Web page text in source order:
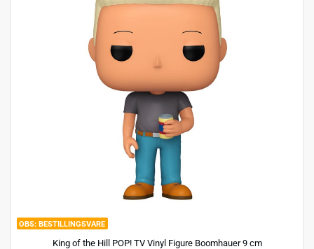
BESTILLINGSVARE
King of the Hill POP! TV Vinyl Figure Boomhauer 9 cm